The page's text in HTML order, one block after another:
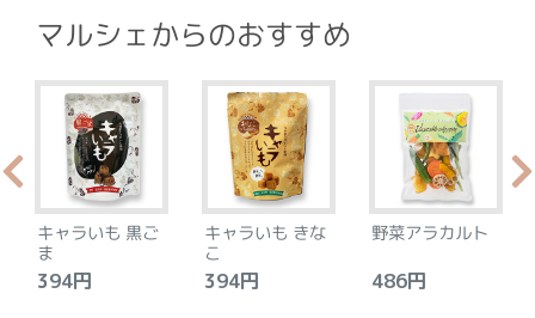
マルシェからのおすすめ
キャラいも 黒ご
ま
394円
キャラいも きな
こ
394円
野菜アラカルト
486円